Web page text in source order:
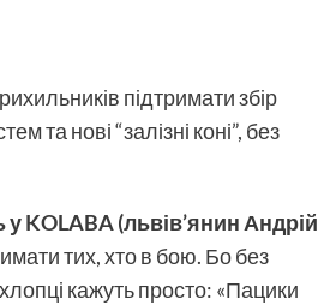
підтримати збір
та нові “залізні коні”, без
у KOLABA (львів’янин Андрій
тих, хто в бою. Бо без
кажуть просто: «Пацики